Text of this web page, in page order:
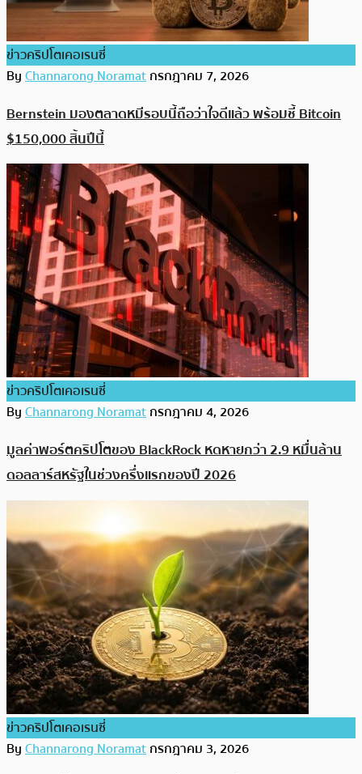
ข่าวคริปโตเคอเรนซี่
ByChannarong Noramatกรกฎาคม 7, 2026
Bernstein มองตลาดหมีรอบนี้ถือว่าใจดีแล้ว พร้อมชี้ Bitcoin
$150,000 สิ้นปีนี้
ข่าวคริปโตเคอเรนซี่
ByChannarong Noramatกรกฎาคม 4, 2026
มูลค่าพอร์ตคริปโตของ BlackRock หดหายกว่า 2.9 หมื่นล้าน
ดอลลาร์สหรัฐในช่วงครึ่งแรกของปี 2026
ข่าวคริปโตเคอเรนซี่
ByChannarong Noramatกรกฎาคม 3, 2026